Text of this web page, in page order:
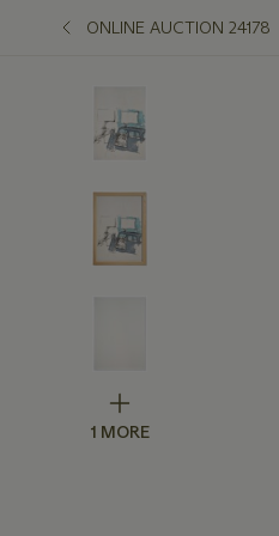
ONLINE AUCTION 24178
1 MORE